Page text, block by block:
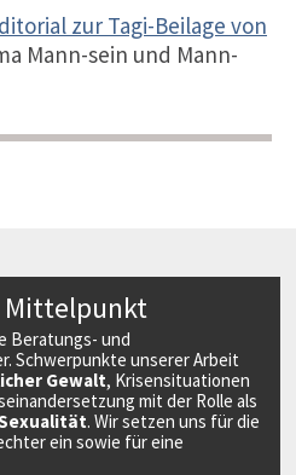
zur Tagi-Beilage von
Mann-sein und Mann-
Mittelpunkt
Beratungs- und
Schwerpunkte unserer Arbeit
Gewalt, Krisensituationen
mit der Rolle als
. Wir setzen uns für die
ein sowie für eine